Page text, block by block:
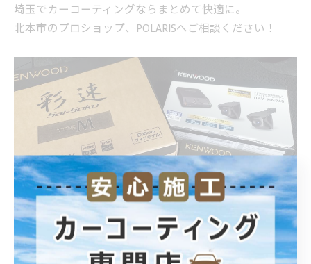
埼玉でカーコーティングならまとめて快適に。
北本市のプロショップ、POLARISへご相談ください！